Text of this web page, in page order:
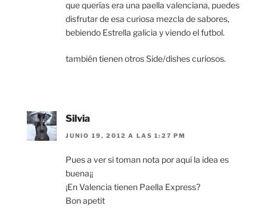
que querías era una paella valenciana, puedes
disfrutar de esa curiosa mezcla de sabores,
bebiendo Estrella galicia y viendo el futbol.
también tienen otros Side/dishes curiosos.
Silvia
JUNIO 19, 2012 A LAS 1:27 PM
Pues a ver si toman nota por aquí la idea es
buena¡¡
¡En Valencia tienen Paella Express?
Bon apetit